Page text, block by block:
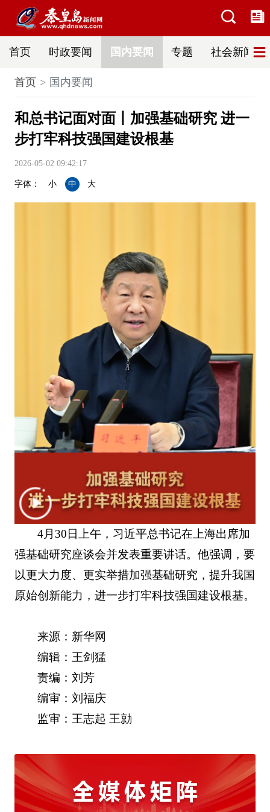
首页 时政要闻 国内要闻 专题 社会新闻
首页 国内要闻
和总书记面对面丨加强基础研究 进一
步打牢科技强国建设根基
2026-05-02 09:42:17
字体： 小 中 大
4月30日上午，习近平总书记在上海出席加
强基础研究座谈会并发表重要讲话。他强调，要
以更大力度、更实举措加强基础研究，提升我国
原始创新能力，进一步打牢科技强国建设根基。
来源：新华网
编辑：王剑猛
责编：刘芳
编审：刘福庆
监审：王志起 王勍